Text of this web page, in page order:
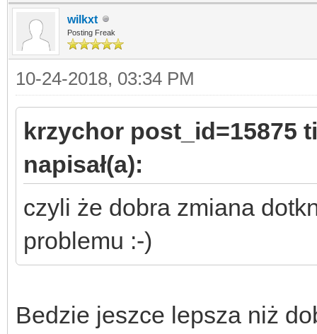
wilkxt
Posting Freak
10-24-2018, 03:34 PM
krzychor post_id=15875
napisał(a):
czyli że dobra zmiana
problemu :-)
Bedzie jeszce lepsza niż